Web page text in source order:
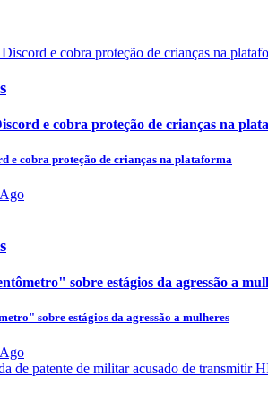
e cobra proteção de crianças na
e cobra proteção de crianças na plataforma
sobre estágios da agressão a
sobre estágios da agressão a mulheres